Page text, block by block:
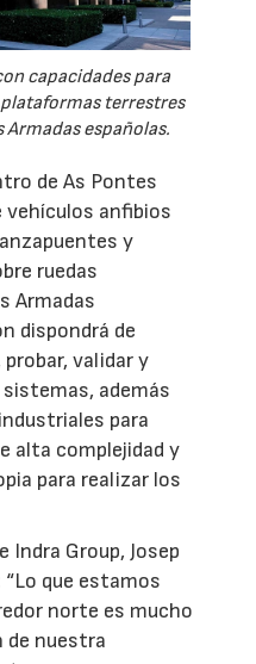
capacidades para
terrestres
Armadas españolas.
de As Pontes
vehículos anfibios
y
ruedas
Armadas
dispondrá de
validar y
además
para
alta complejidad y
para realizar los
Indra Group, Josep
que estamos
norte es mucho
de nuestra